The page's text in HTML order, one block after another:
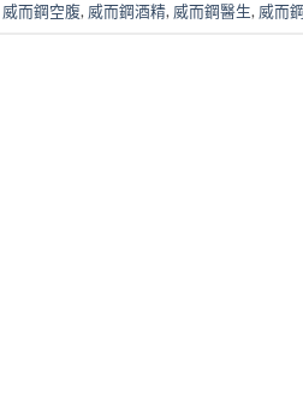
威而鋼空腹, 威而鋼酒精, 威而鋼醫生, 威而